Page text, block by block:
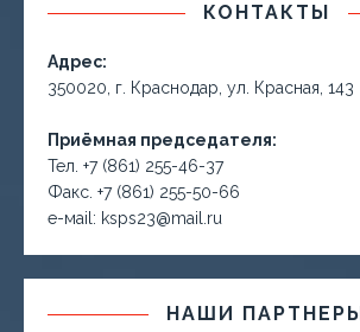
КОНТАКТЫ
Адрес:
350020, г. Краснодар, ул. Красная, 143
Приёмная председателя:
Тел. +7 (861) 255-46-37
Факс. +7 (861) 255-50-66
е-маil: ksps23@mail.ru
НАШИ ПАРТНЕРЫ